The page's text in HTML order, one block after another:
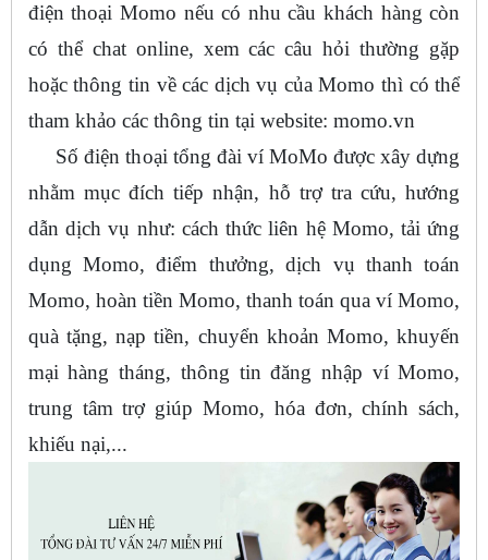
điện thoại Momo nếu có nhu cầu khách hàng còn
có thể chat online, xem các câu hỏi thường gặp
hoặc thông tin về các dịch vụ của Momo thì có thể
tham khảo các thông tin tại website: momo.vn
Số điện thoại tổng đài ví MoMo được xây dựng
nhằm mục đích tiếp nhận, hỗ trợ tra cứu, hướng
dẫn dịch vụ như: cách thức liên hệ Momo, tải ứng
dụng Momo, điểm thưởng, dịch vụ thanh toán
Momo, hoàn tiền Momo, thanh toán qua ví Momo,
quà tặng, nạp tiền, chuyển khoản Momo, khuyến
mại hàng tháng, thông tin đăng nhập ví Momo,
trung tâm trợ giúp Momo, hóa đơn, chính sách,
khiếu nại,...